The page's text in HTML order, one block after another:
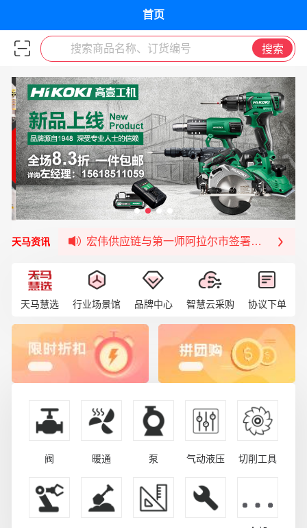
首页
搜索商品名称、订货编号 搜索
天马资讯
宏伟天马平台喜迎战略合作伙伴——航天动力
签约喜讯 | 宏伟与中铝集团成功签约！
福清核电—WD-40产品交流会圆满结束
天马慧选 行业场景馆 品牌中心 智慧云采购 协议下单
阀 暖通 泵 气动液压 切削工具